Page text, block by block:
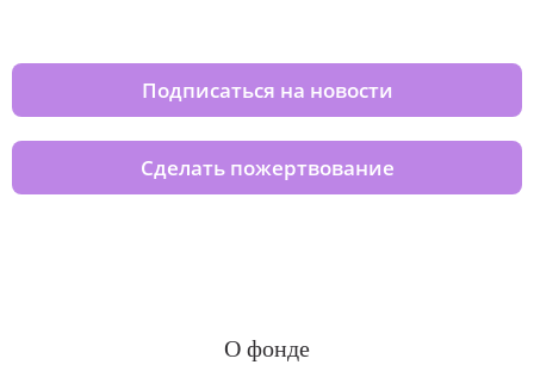
Подписаться на новости
Сделать пожертвование
О фонде